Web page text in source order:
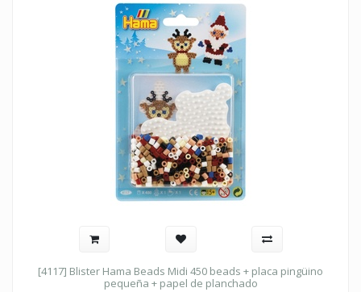
[4117] Blister Hama Beads Midi 450 beads + placa pingüino
pequeña + papel de planchado